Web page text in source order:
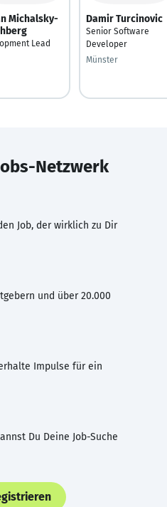
Michalsky-
Lead
Damir Turcinovic
Senior Software
Developer
Münster
Netzwerk
Job, der wirklich zu Dir
und über 20.000
Impulse für ein
Du Deine Job-Suche